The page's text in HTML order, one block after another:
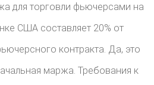
для торговли фьючерсами на
США составляет 20% от
контракта. Да, это
маржа. Требования к